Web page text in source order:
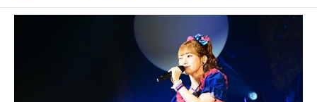
配信・Vtuber トレンド
声優記事一覧